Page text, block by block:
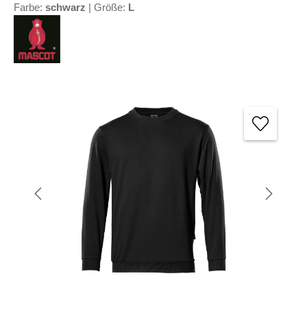
Farbe: schwarz Größe: L